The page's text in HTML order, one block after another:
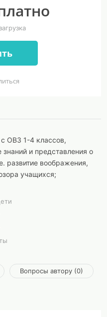
с ОВЗ 1-4 классов,
и представления о
развитие воображения,
учащихся;
Вопросы автору (0)